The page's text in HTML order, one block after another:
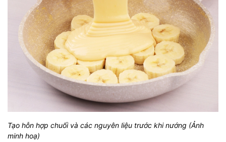
Tạo hỗn hợp chuối và các nguyên liệu trước khi nướng (Ảnh
minh hoạ)